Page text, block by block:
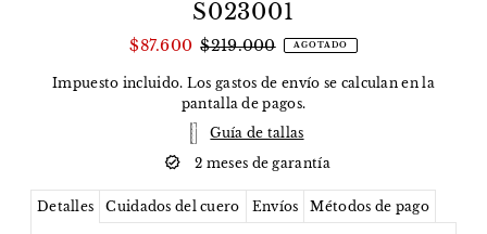
S023001
$87.600 $219.000 AGOTADO
Impuesto incluido. Los gastos de envío se calculan en la
pantalla de pagos.
Guía de tallas
2 meses de garantía
Detalles Cuidados del cuero Envíos Métodos de pago